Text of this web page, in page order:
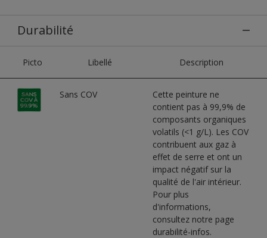
Durabilité
Picto Libellé Description
Sans COV
Cette peinture ne
contient pas à 99,9% de
composants organiques
volatils (<1 g/L). Les COV
contribuent aux gaz à
effet de serre et ont un
impact négatif sur la
qualité de l'air intérieur.
Pour plus
d'informations,
consultez notre page
durabilité-infos.